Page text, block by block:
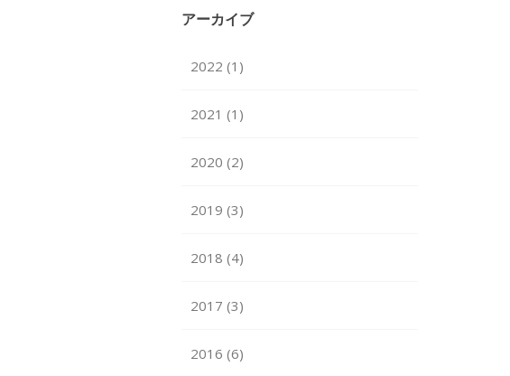
アーカイブ
2022 (1)
2021 (1)
2020 (2)
2019 (3)
2018 (4)
2017 (3)
2016 (6)